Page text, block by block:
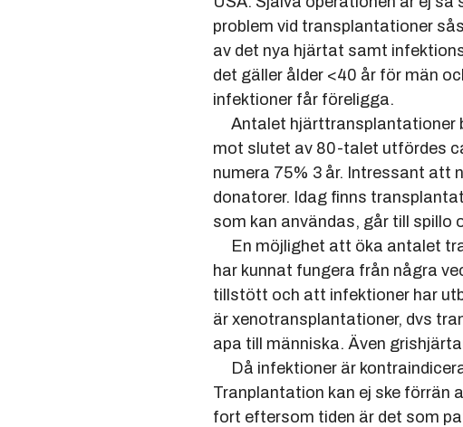
problem vid transplantationer
av det nya hjärtat samt
det gäller ålder <40 år för män och
infektioner får föreligga.
Antalet hjärttransplantationer
mot slutet av 80-talet utfördes ca
numera 75% 3 år. Intressant att
donatorer. Idag finns
som kan användas, går till spillo
En möjlighet att öka antalet
har kunnat fungera från några
tillstött och att infektioner har
är xenotransplantationer, dvs
apa till människa. Även grishjärtan
Då infektioner är kontraindicerade
Tranplantation kan ej ske förrän
fort eftersom tiden är det som